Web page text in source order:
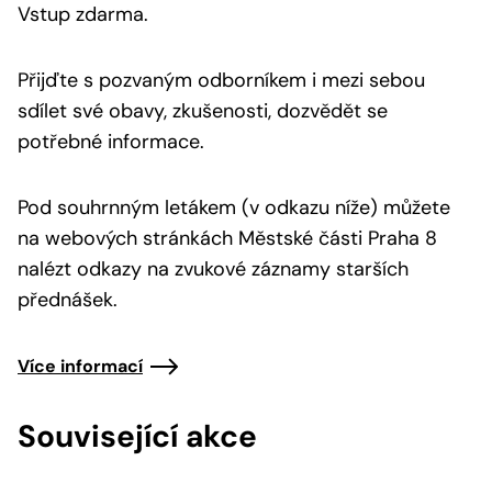
Vstup zdarma.
Přijďte s pozvaným odborníkem i mezi sebou
sdílet své obavy, zkušenosti, dozvědět se
potřebné informace.
Pod souhrnným letákem (v odkazu níže) můžete
na webových stránkách Městské části Praha 8
nalézt odkazy na zvukové záznamy starších
přednášek.
Více informací
Související akce